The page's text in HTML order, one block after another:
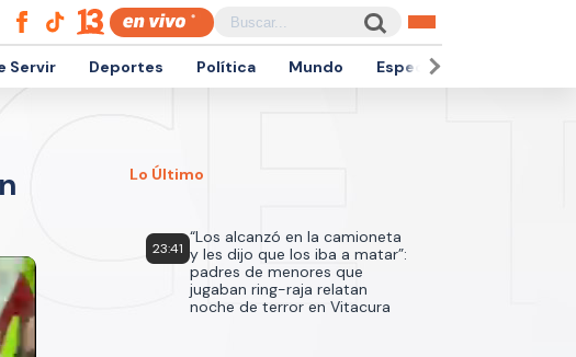
Servir Deportes Política Mundo Espectáculos
Lo Último
23:41
“Los alcanzó en la camioneta
y les dijo que los iba a matar”:
padres de menores que
jugaban ring-raja relatan
noche de terror en Vitacura